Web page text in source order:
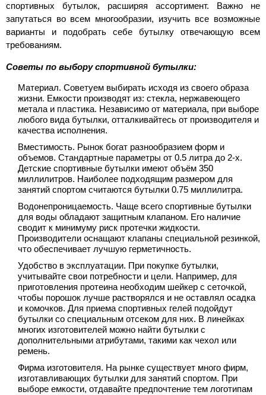
спортивных бутылок, расширяя ассортимент. Важно не
запутаться во всем многообразии, изучить все возможные
варианты и подобрать себе бутылку отвечающую всем
требованиям.
Советы по выбору спортивной бутылки:
Материал. Советуем выбирать исходя из своего образа
жизни. Емкости производят из: стекла, нержавеющего
метала и пластика. Независимо от материала, при выборе
любого вида бутылки, отталкивайтесь от производителя и
качества исполнения.
Вместимость. Рынок богат разнообразием форм и
объемов. Стандартные параметры от 0.5 литра до 2-х.
Детские спортивные бутылки имеют объём 350
миллилитров. Наиболее подходящим размером для
занятий спортом считаются бутылки 0.75 миллилитра.
Водонепроницаемость. Чаще всего спортивные бутылки
для воды обладают защитным клапаном. Его наличие
сводит к минимуму риск протечки жидкости.
Производители оснащают клапаны специальной резинкой,
что обеспечивает лучшую герметичность.
Удобство в эксплуатации. При покупке бутылки,
учитывайте свои потребности и цели. Например, для
приготовления протеина необходим шейкер с сеточкой,
чтобы порошок лучше растворялся и не оставлял осадка
и комочков. Для приема спортивных гелей подойдут
бутылки со специальным отсеком для них. В линейках
многих изготовителей можно найти бутылки с
дополнительными атрибутами, такими как чехол или
ремень.
Фирма изготовителя. На рынке существует много фирм,
изготавливающих бутылки для занятий спортом. При
выборе емкости, отдавайте предпочтение тем логотипам